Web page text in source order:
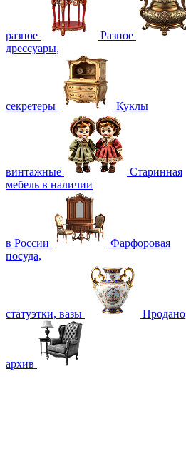
разное Разное
дрессуары,
секретеры Куклы
винтажные
Старинная
мебель в наличии
в России
Фарфоровая
посуда,
статуэтки, вазы
архив